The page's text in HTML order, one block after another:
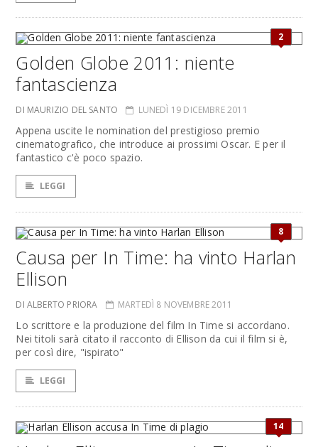
2
Golden Globe 2011: niente
fantascienza
DI MAURIZIO DEL SANTO LUNEDÌ 19 DICEMBRE 2011
Appena uscite le nomination del prestigioso premio
cinematografico, che introduce ai prossimi Oscar. E per il
fantastico c'è poco spazio.
LEGGI
8
Causa per In Time: ha vinto Harlan
Ellison
DI ALBERTO PRIORA MARTEDÌ 8 NOVEMBRE 2011
Lo scrittore e la produzione del film In Time si accordano.
Nei titoli sarà citato il racconto di Ellison da cui il film si è,
per così dire, "ispirato"
LEGGI
14